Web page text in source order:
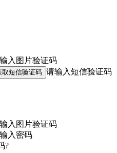
入图片验证码
取短信验证码 请输入短信验证码
入图片验证码
入密码
?